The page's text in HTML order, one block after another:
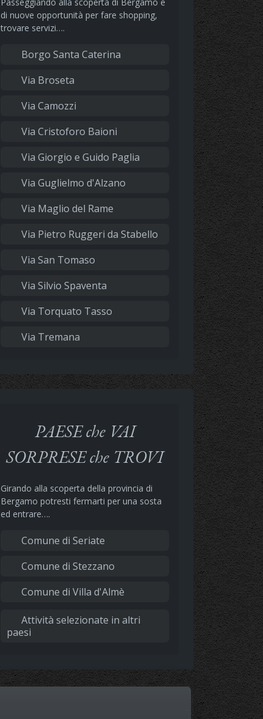
di nuove opportunità per fare shopping,
trovare servizi….
Borgo Santa Caterina
Via Broseta
Via Camozzi
Via Cristoforo Baioni
Via Giorgio e Guido Paglia
Via Guglielmo d'Alzano
Via Maglio del Rame
Via Pietro Ruggeri da Stabello
Via San Tomaso
Via Silvio Spaventa
Via Torquato Tasso
Via Tremana
PAESE che VAI
SORPRESE che TROVI
Girando alla scoperta della provincia di
Bergamo potresti fermarti per una sosta
ed entrare….
Comune di Seriate
Comune di Stezzano
Comune di Villa d'Almè
Attività selezionate in altri
paesi